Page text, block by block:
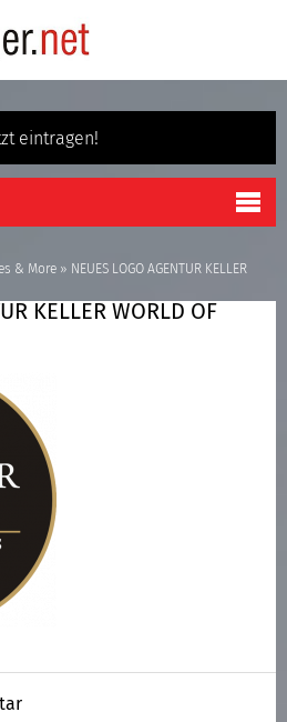
eintragen!
& More » NEUES LOGO AGENTUR KELLER
KELLER WORLD OF